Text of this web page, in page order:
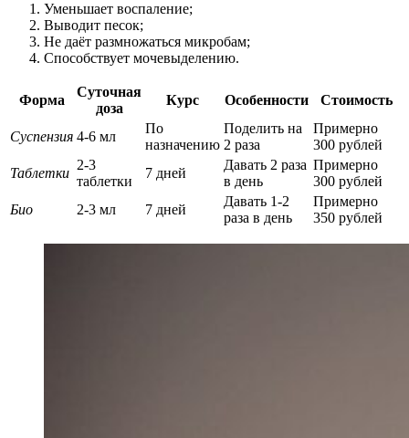
Уменьшает воспаление;
Выводит песок;
Не даёт размножаться микробам;
Способствует мочевыделению.
Форма
Суточная
доза
Курс Особенности Стоимость
Суспензия 4-6 мл
По
назначению
Поделить на
2 раза
Примерно
300 рублей
Таблетки
2-3
таблетки
7 дней
Давать 2 раза
в день
Примерно
300 рублей
Био
2-3 мл 7 дней
Давать 1-2
раза в день
Примерно
350 рублей